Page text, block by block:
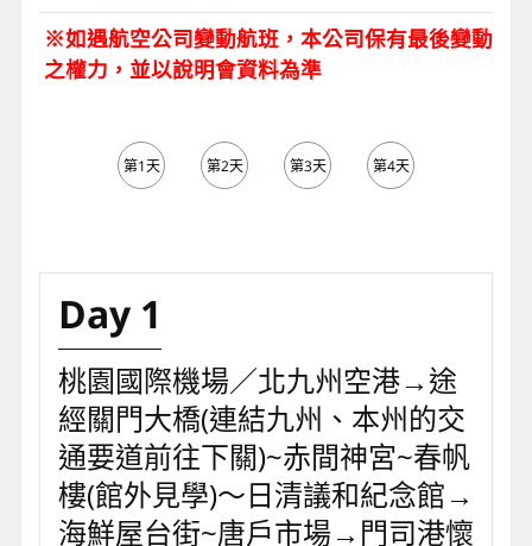
※如遇航空公司變動航班，本公司保有最後變動
之權力，並以說明會資料為準
第1天 第2天 第3天 第4天
Day 1
桃園國際機場／北九州空港→途
經關門大橋(連結九州、本州的交
通要道前往下關)~赤間神宮~春帆
樓(館外見學)～日清議和紀念館→
海鮮屋台街~唐戶市場→門司港懷